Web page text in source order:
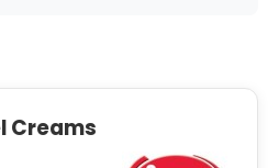
Creams